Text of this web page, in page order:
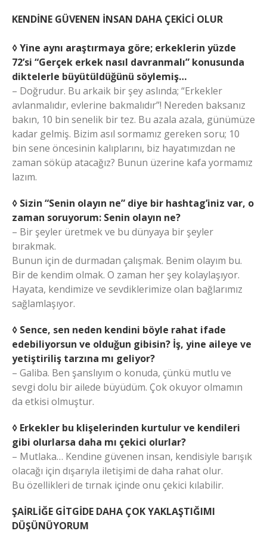
KENDİNE GÜVENEN İNSAN DAHA ÇEKİCİ OLUR
◊ Yine aynı araştırmaya göre; erkeklerin yüzde
72’si “Gerçek erkek nasıl davranmalı” konusunda
diktelerle büyütüldüğünü söylemiş…
– Doğrudur. Bu arkaik bir şey aslında; “Erkekler
avlanmalıdır, evlerine bakmalıdır”! Nereden baksanız
bakın, 10 bin senelik bir tez. Bu azala azala, günümüze
kadar gelmiş. Bizim asıl sormamız gereken soru; 10
bin sene öncesinin kalıplarını, biz hayatımızdan ne
zaman söküp atacağız? Bunun üzerine kafa yormamız
lazım.
◊ Sizin “Senin olayın ne” diye bir hashtag’iniz var, o
zaman soruyorum: Senin olayın ne?
– Bir şeyler üretmek ve bu dünyaya bir şeyler
bırakmak.
Bunun için de durmadan çalışmak. Benim olayım bu.
Bir de kendim olmak. O zaman her şey kolaylaşıyor.
Hayata, kendimize ve sevdiklerimize olan bağlarımız
sağlamlaşıyor.
◊ Sence, sen neden kendini böyle rahat ifade
edebiliyorsun ve olduğun gibisin? İş, yine aileye ve
yetiştiriliş tarzına mı geliyor?
– Galiba. Ben şanslıyım o konuda, çünkü mutlu ve
sevgi dolu bir ailede büyüdüm. Çok okuyor olmamın
da etkisi olmuştur.
◊ Erkekler bu klişelerinden kurtulur ve kendileri
gibi olurlarsa daha mı çekici olurlar?
– Mutlaka… Kendine güvenen insan, kendisiyle barışık
olacağı için dışarıyla iletişimi de daha rahat olur.
Bu özellikleri de tırnak içinde onu çekici kılabilir.
ŞAİRLİĞE GİTGİDE DAHA ÇOK YAKLAŞTIĞIMI
DÜŞÜNÜYORUM